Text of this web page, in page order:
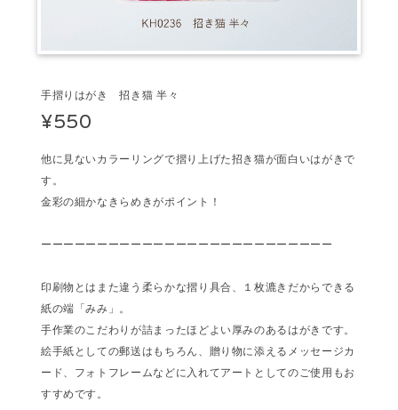
手摺りはがき 招き猫 半々
¥550
他に見ないカラーリングで摺り上げた招き猫が面白いはがきで
す。
金彩の細かなきらめきがポイント！
ーーーーーーーーーーーーーーーーーーーーーーーーーー
印刷物とはまた違う柔らかな摺り具合、１枚漉きだからできる
紙の端「みみ」。
手作業のこだわりが詰まったほどよい厚みのあるはがきです。
絵手紙としての郵送はもちろん、贈り物に添えるメッセージカ
ード、フォトフレームなどに入れてアートとしてのご使用もお
すすめです。